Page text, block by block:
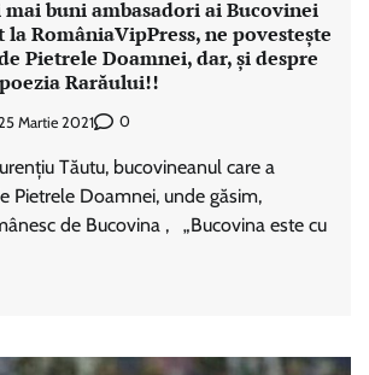
buni ambasadori ai Bucovinei
RomâniaVipPress, ne povestește
Pietrele Doamnei, dar, și despre
Rarăului!!
Martie 2021 0
Tăutu, bucovineanul care a
Pietrele Doamnei, unde găsim,
de Bucovina , „Bucovina este cu